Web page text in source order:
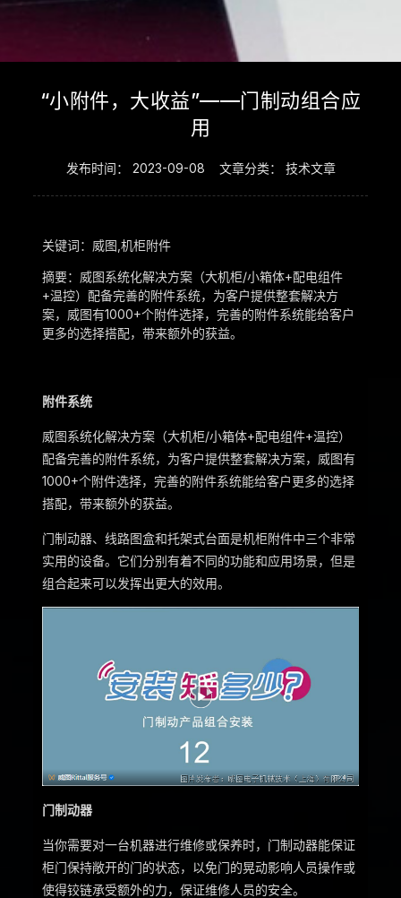
“小附件，大收益”——门制动组合应
用
发布时间： 2023-09-08 文章分类： 技术文章
关键词：威图,机柜附件
摘要：威图系统化解决方案（大机柜/小箱体+配电组件
+温控）配备完善的附件系统，为客户提供整套解决方
案，威图有1000+个附件选择，完善的附件系统能给客户
更多的选择搭配，带来额外的获益。
附件系统
威图系统化解决方案（大机柜/小箱体+配电组件+温控）
配备完善的附件系统，为客户提供整套解决方案，威图有
1000+个附件选择，完善的附件系统能给客户更多的选择
搭配，带来额外的获益。
门制动器、线路图盒和托架式台面是机柜附件中三个非常
实用的设备。它们分别有着不同的功能和应用场景，但是
组合起来可以发挥出更大的效用。
门制动器
当你需要对一台机器进行维修或保养时，门制动器能保证
柜门保持敞开的门的状态，以免门的晃动影响人员操作或
使得铰链承受额外的力，保证维修人员的安全。